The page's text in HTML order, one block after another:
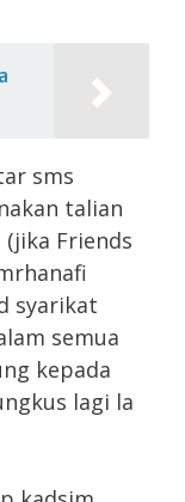
sms
talian
(jika Friends
syarikat
semua
kepada
lagi la